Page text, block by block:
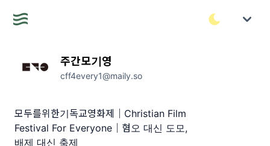
주간모기영
cff4every1@maily.so
모두를위한기독교영화제｜Christian Film
Festival For Everyone｜혐오 대신 도모,
배제 대신 축제